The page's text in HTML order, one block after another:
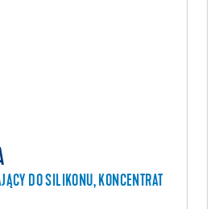
DO SILIKONU, KONCENTRAT